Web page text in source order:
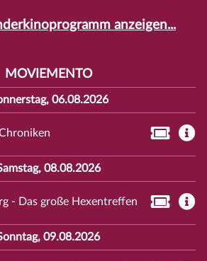
anzeigen...
MOVIEMENTO
06.08.2026
08.08.2026
- Das große Hexentreffen
09.08.2026